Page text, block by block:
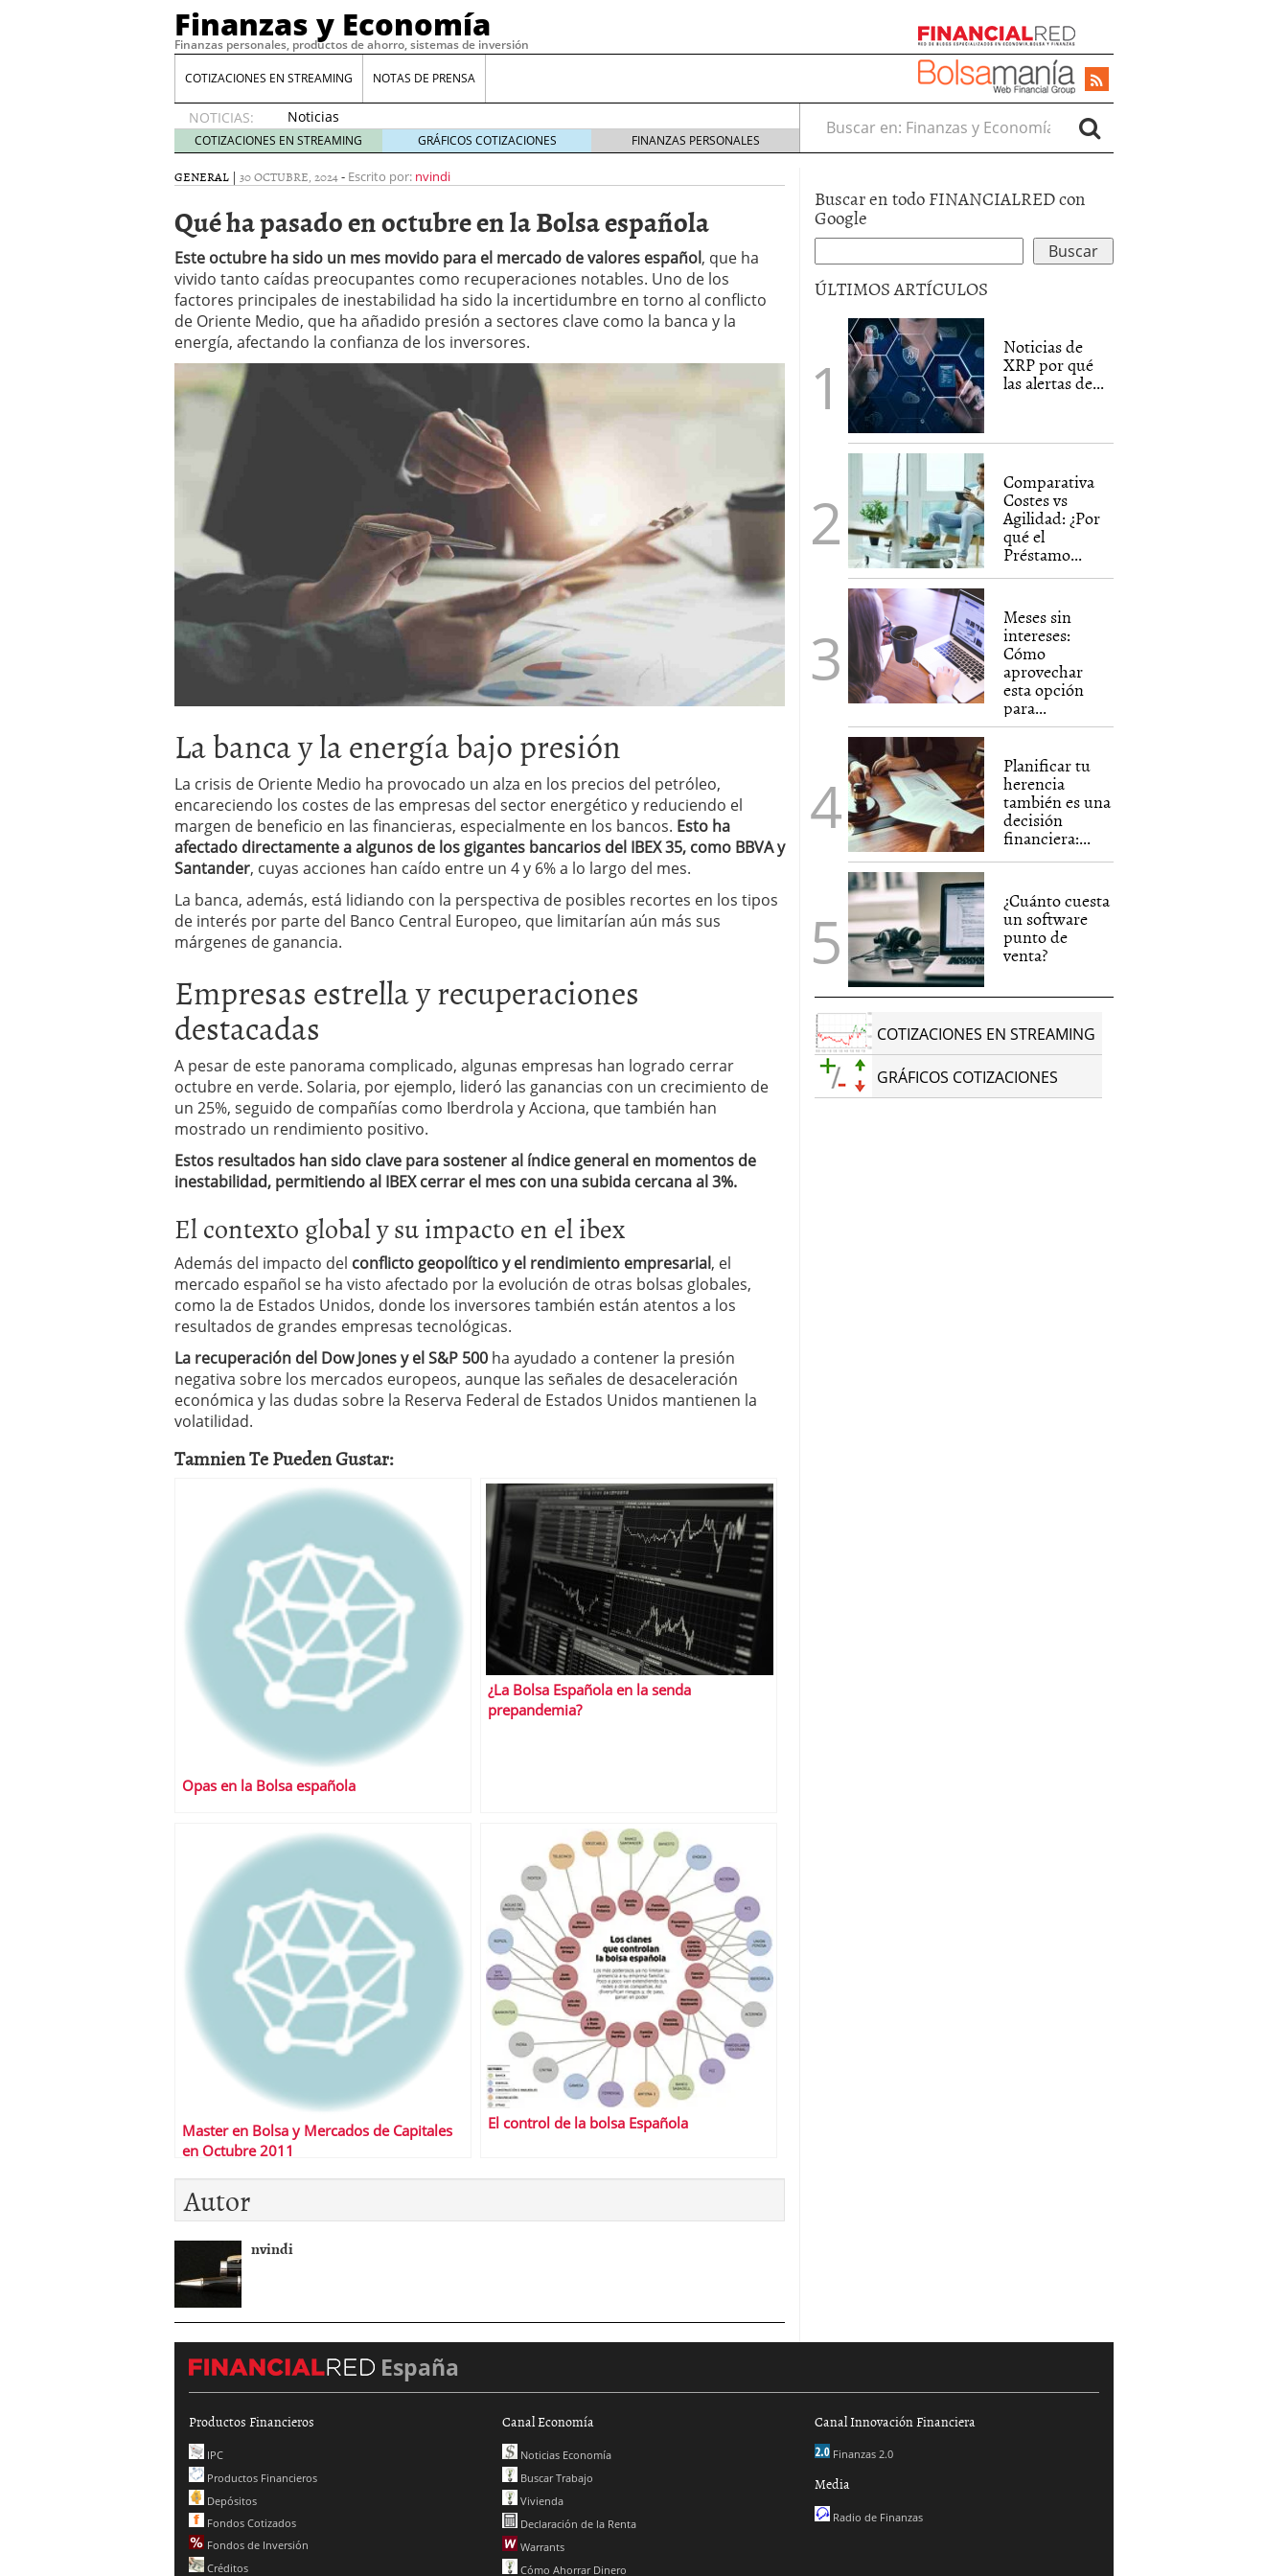
Finanzas y Economía
Finanzas personales, productos de ahorro, sistemas de inversión
COTIZACIONES EN STREAMING NOTAS DE PRENSA
NOTICIAS:
Noticias
de XRP
por qué
las
whales
suelen
llegar
tarde 16
de abril
de 2026
Comparativa Costes vs Agilidad: ¿Por qué el Préstamo Promotor privado
acelera la rentabilidad? 12 de diciembre de 2025
Meses sin intereses: Cómo aprovechar esta opción para gestionar tus
24 de noviembre de 2025
Planificar tu herencia también es una decisión financiera: cómo anticiparte
21 de noviembre de 2025
¿Cuánto cuesta un software punto de venta?
COTIZACIONES EN STREAMING GRÁFICOS COTIZACIONES FINANZAS PERSONALES
Buscar en:
GENERAL | 30 OCTUBRE, 2024- Escrito por: nvindi
Qué ha pasado en octubre en la Bolsa española
Este octubre ha sido un mes movido para el mercado de valores español, que ha
vivido tanto caídas preocupantes como recuperaciones notables. Uno de los
factores principales de inestabilidad ha sido la incertidumbre en torno al conflicto
de Oriente Medio, que ha añadido presión a sectores clave como la banca y la
energía, afectando la confianza de los inversores.
La banca y la energía bajo presión
La crisis de Oriente Medio ha provocado un alza en los precios del petróleo,
encareciendo los costes de las empresas del sector energético y reduciendo el
margen de beneficio en las financieras, especialmente en los bancos. Esto ha
afectado directamente a algunos de los gigantes bancarios del IBEX 35, como BBVA y
Santander, cuyas acciones han caído entre un 4 y 6% a lo largo del mes.
La banca, además, está lidiando con la perspectiva de posibles recortes en los tipos
de interés por parte del Banco Central Europeo, que limitarían aún más sus
márgenes de ganancia.
Empresas estrella y recuperaciones
destacadas
A pesar de este panorama complicado, algunas empresas han logrado cerrar
octubre en verde. Solaria, por ejemplo, lideró las ganancias con un crecimiento de
un 25%, seguido de compañías como Iberdrola y Acciona, que también han
mostrado un rendimiento positivo.
Estos resultados han sido clave para sostener al índice general en momentos de
inestabilidad, permitiendo al IBEX cerrar el mes con una subida cercana al 3%.
El contexto global y su impacto en el ibex
Además del impacto del conflicto geopolítico y el rendimiento empresarial, el
mercado español se ha visto afectado por la evolución de otras bolsas globales,
como la de Estados Unidos, donde los inversores también están atentos a los
resultados de grandes empresas tecnológicas.
La recuperación del Dow Jones y el S&P 500 ha ayudado a contener la presión
negativa sobre los mercados europeos, aunque las señales de desaceleración
económica y las dudas sobre la Reserva Federal de Estados Unidos mantienen la
volatilidad.
Tamnien Te Pueden Gustar:
Opas en la Bolsa española
¿La Bolsa Española en la senda
prepandemia?
Master en Bolsa y Mercados de Capitales
en Octubre 2011
El control de la bolsa Española
Autor
nvindi
Buscar en todo FINANCIALRED con
Google
ÚLTIMOS ARTÍCULOS
Noticias de
XRP por qué
las alertas de...
Comparativa
Costes vs
Agilidad: ¿Por
qué el
Préstamo...
Meses sin
intereses:
Cómo
aprovechar
esta opción
para...
Planificar tu
herencia
también es una
decisión
financiera:...
¿Cuánto cuesta
un software
punto de
venta?
COTIZACIONES EN STREAMING
GRÁFICOS COTIZACIONES
España
Productos Financieros
IPC
Productos Financieros
Depósitos
Fondos Cotizados
Fondos de Inversión
Créditos
Canal Economía
Noticias Economía
Buscar Trabajo
Vivienda
Declaración de la Renta
Warrants
Cómo Ahorrar Dinero
Canal Innovación Financiera
Finanzas 2.0
Media
Radio de Finanzas